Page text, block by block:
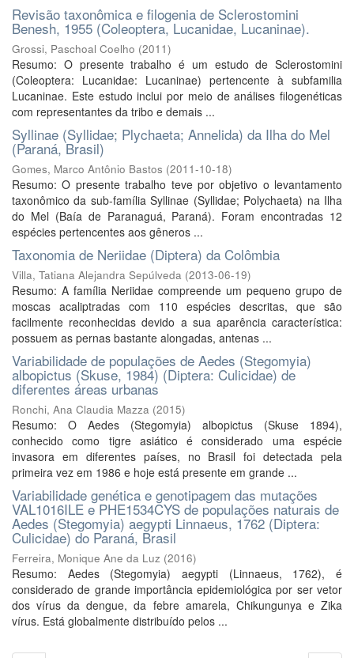
Revisão taxonômica e filogenia de Sclerostomini
Benesh, 1955 (Coleoptera, Lucanidae, Lucaninae).
Grossi, Paschoal Coelho (2011)
Resumo: O presente trabalho é um estudo de Sclerostomini
(Coleoptera: Lucanidae: Lucaninae) pertencente à subfamilia
Lucaninae. Este estudo inclui por meio de análises filogenéticas
com representantes da tribo e demais ...
Syllinae (Syllidae; Plychaeta; Annelida) da Ilha do Mel
(Paraná, Brasil)
Gomes, Marco Antônio Bastos (2011-10-18)
Resumo: O presente trabalho teve por objetivo o levantamento
taxonômico da sub-família Syllinae (Syllidae; Polychaeta) na Ilha
do Mel (Baía de Paranaguá, Paraná). Foram encontradas 12
espécies pertencentes aos gêneros ...
Taxonomia de Neriidae (Diptera) da Colômbia
Villa, Tatiana Alejandra Sepúlveda (2013-06-19)
Resumo: A família Neriidae compreende um pequeno grupo de
moscas acaliptradas com 110 espécies descritas, que são
facilmente reconhecidas devido a sua aparência característica:
possuem as pernas bastante alongadas, antenas ...
Variabilidade de populações de Aedes (Stegomyia)
albopictus (Skuse, 1984) (Diptera: Culicidae) de
diferentes áreas urbanas
Ronchi, Ana Claudia Mazza (2015)
Resumo: O Aedes (Stegomyia) albopictus (Skuse 1894),
conhecido como tigre asiático é considerado uma espécie
invasora em diferentes países, no Brasil foi detectada pela
primeira vez em 1986 e hoje está presente em grande ...
Variabilidade genética e genotipagem das mutações
VAL1016ILE e PHE1534CYS de populações naturais de
Aedes (Stegomyia) aegypti Linnaeus, 1762 (Diptera:
Culicidae) do Paraná, Brasil
Ferreira, Monique Ane da Luz (2016)
Resumo: Aedes (Stegomyia) aegypti (Linnaeus, 1762), é
considerado de grande importância epidemiológica por ser vetor
dos vírus da dengue, da febre amarela, Chikungunya e Zika
vírus. Está globalmente distribuído pelos ...